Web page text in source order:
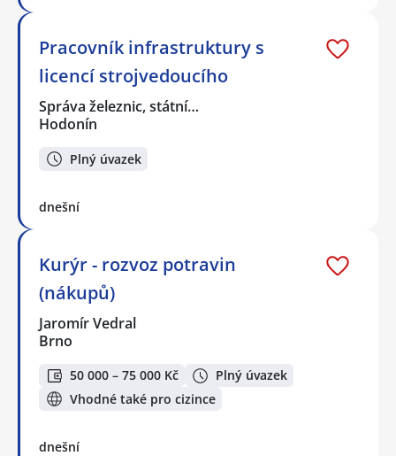
Pracovník infrastruktury s
licencí strojvedoucího
Správa železnic, státní…
Hodonín
Plný úvazek
dnešní
Kurýr - rozvoz potravin
(nákupů)
Jaromír Vedral
Brno
50 000 – 75 000 Kč
Plný úvazek
Vhodné také pro cizince
dnešní